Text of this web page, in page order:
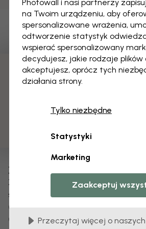
Zmień swoją tapetę
Zespół projektantów dostosuje
specjalnie dla Ciebie.
Zmień rozmiar lub kolory
Dodaj lub usuń obiekt
Photowall i nasi partnerzy
na Twoim urządzeniu, aby
spersonalizowane wrażenia,
odtworzenie statystyk
wspierać spersonalizowany
decydujesz, jakie rodzaje plików
akceptujesz, oprócz tych
działania strony.
Tylko niezbędne
Statystyki
Marketing
Zaakceptuj
Przeczytaj więcej o